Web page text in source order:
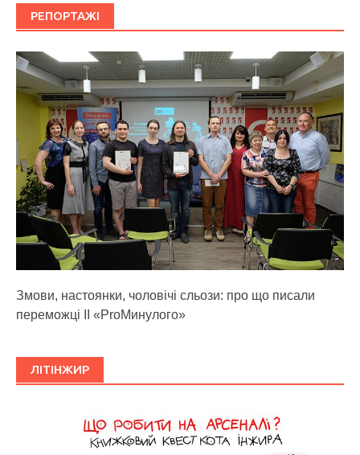
РЕПОРТАЖІ
Змови, настоянки, чоловічі сльози: про що писали
переможці ІІ «ProМинулого»
ЛІТІНЖИР